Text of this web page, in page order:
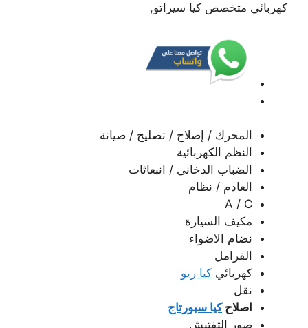
كهربائي متخصص كيا سيراتو,
المحرك / إصلاح / تصليح / صيانة
النظم الكهربائية
الضباب الدخاني / انبعاثات
العادم / نظام
A / C
مكيف السيارة
نضام الاضواء
الفرامل
كهربائي كيا ريو
نقل
اصلاحكيا سبورتاج
صور التفتيش